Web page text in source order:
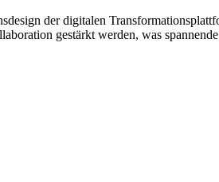
der digitalen
gestärkt werden, was